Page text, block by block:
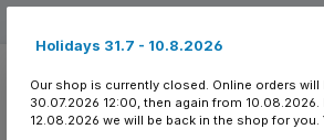
Holidays 31.7 - 10.8.2026
Our shop is currently closed. Online orders will
30.07.2026 12:00, then again from 10.08.2026.
12.08.2026 we will be back in the shop for you.